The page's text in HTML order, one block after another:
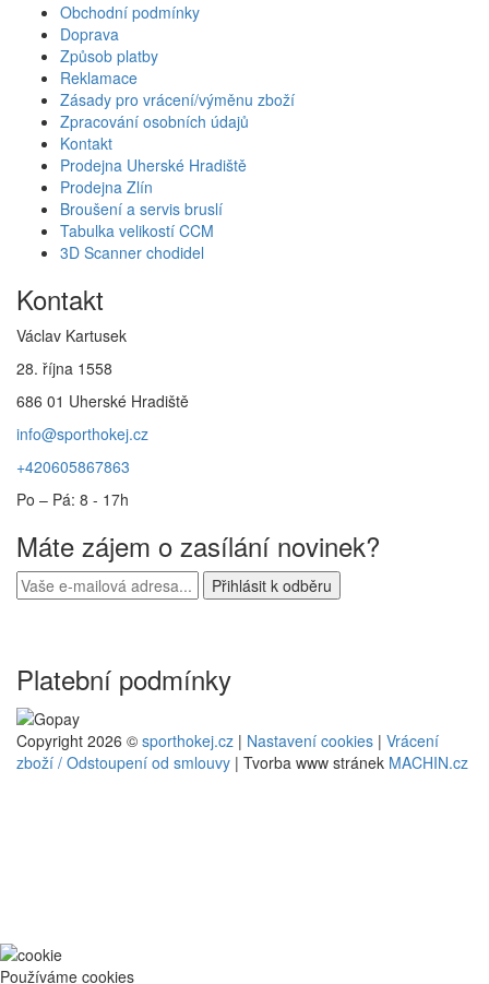
Obchodní podmínky
Doprava
Způsob platby
Reklamace
Zásady pro vrácení/výměnu zboží
Zpracování osobních údajů
Kontakt
Prodejna Uherské Hradiště
Prodejna Zlín
Broušení a servis bruslí
Tabulka velikostí CCM
3D Scanner chodidel
Kontakt
Václav Kartusek
28. října 1558
686 01 Uherské Hradiště
info@sporthokej.cz
+420605867863
Po – Pá: 8 - 17h
Máte zájem o zasílání novinek?
Platební podmínky
Copyright 2026 © sporthokej.cz | Nastavení cookies | Vrácení
zboží / Odstoupení od smlouvy | Tvorba www stránek MACHIN.cz
Používáme cookies